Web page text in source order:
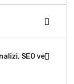
SEO ve